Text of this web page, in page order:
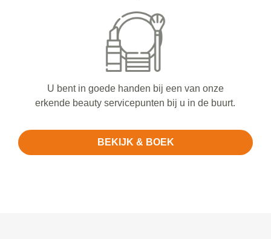
U bent in goede handen bij een van onze
erkende beauty servicepunten bij u in de buurt.
BEKIJK & BOEK